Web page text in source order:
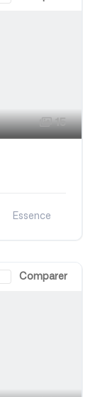
15
Essence
Comparer